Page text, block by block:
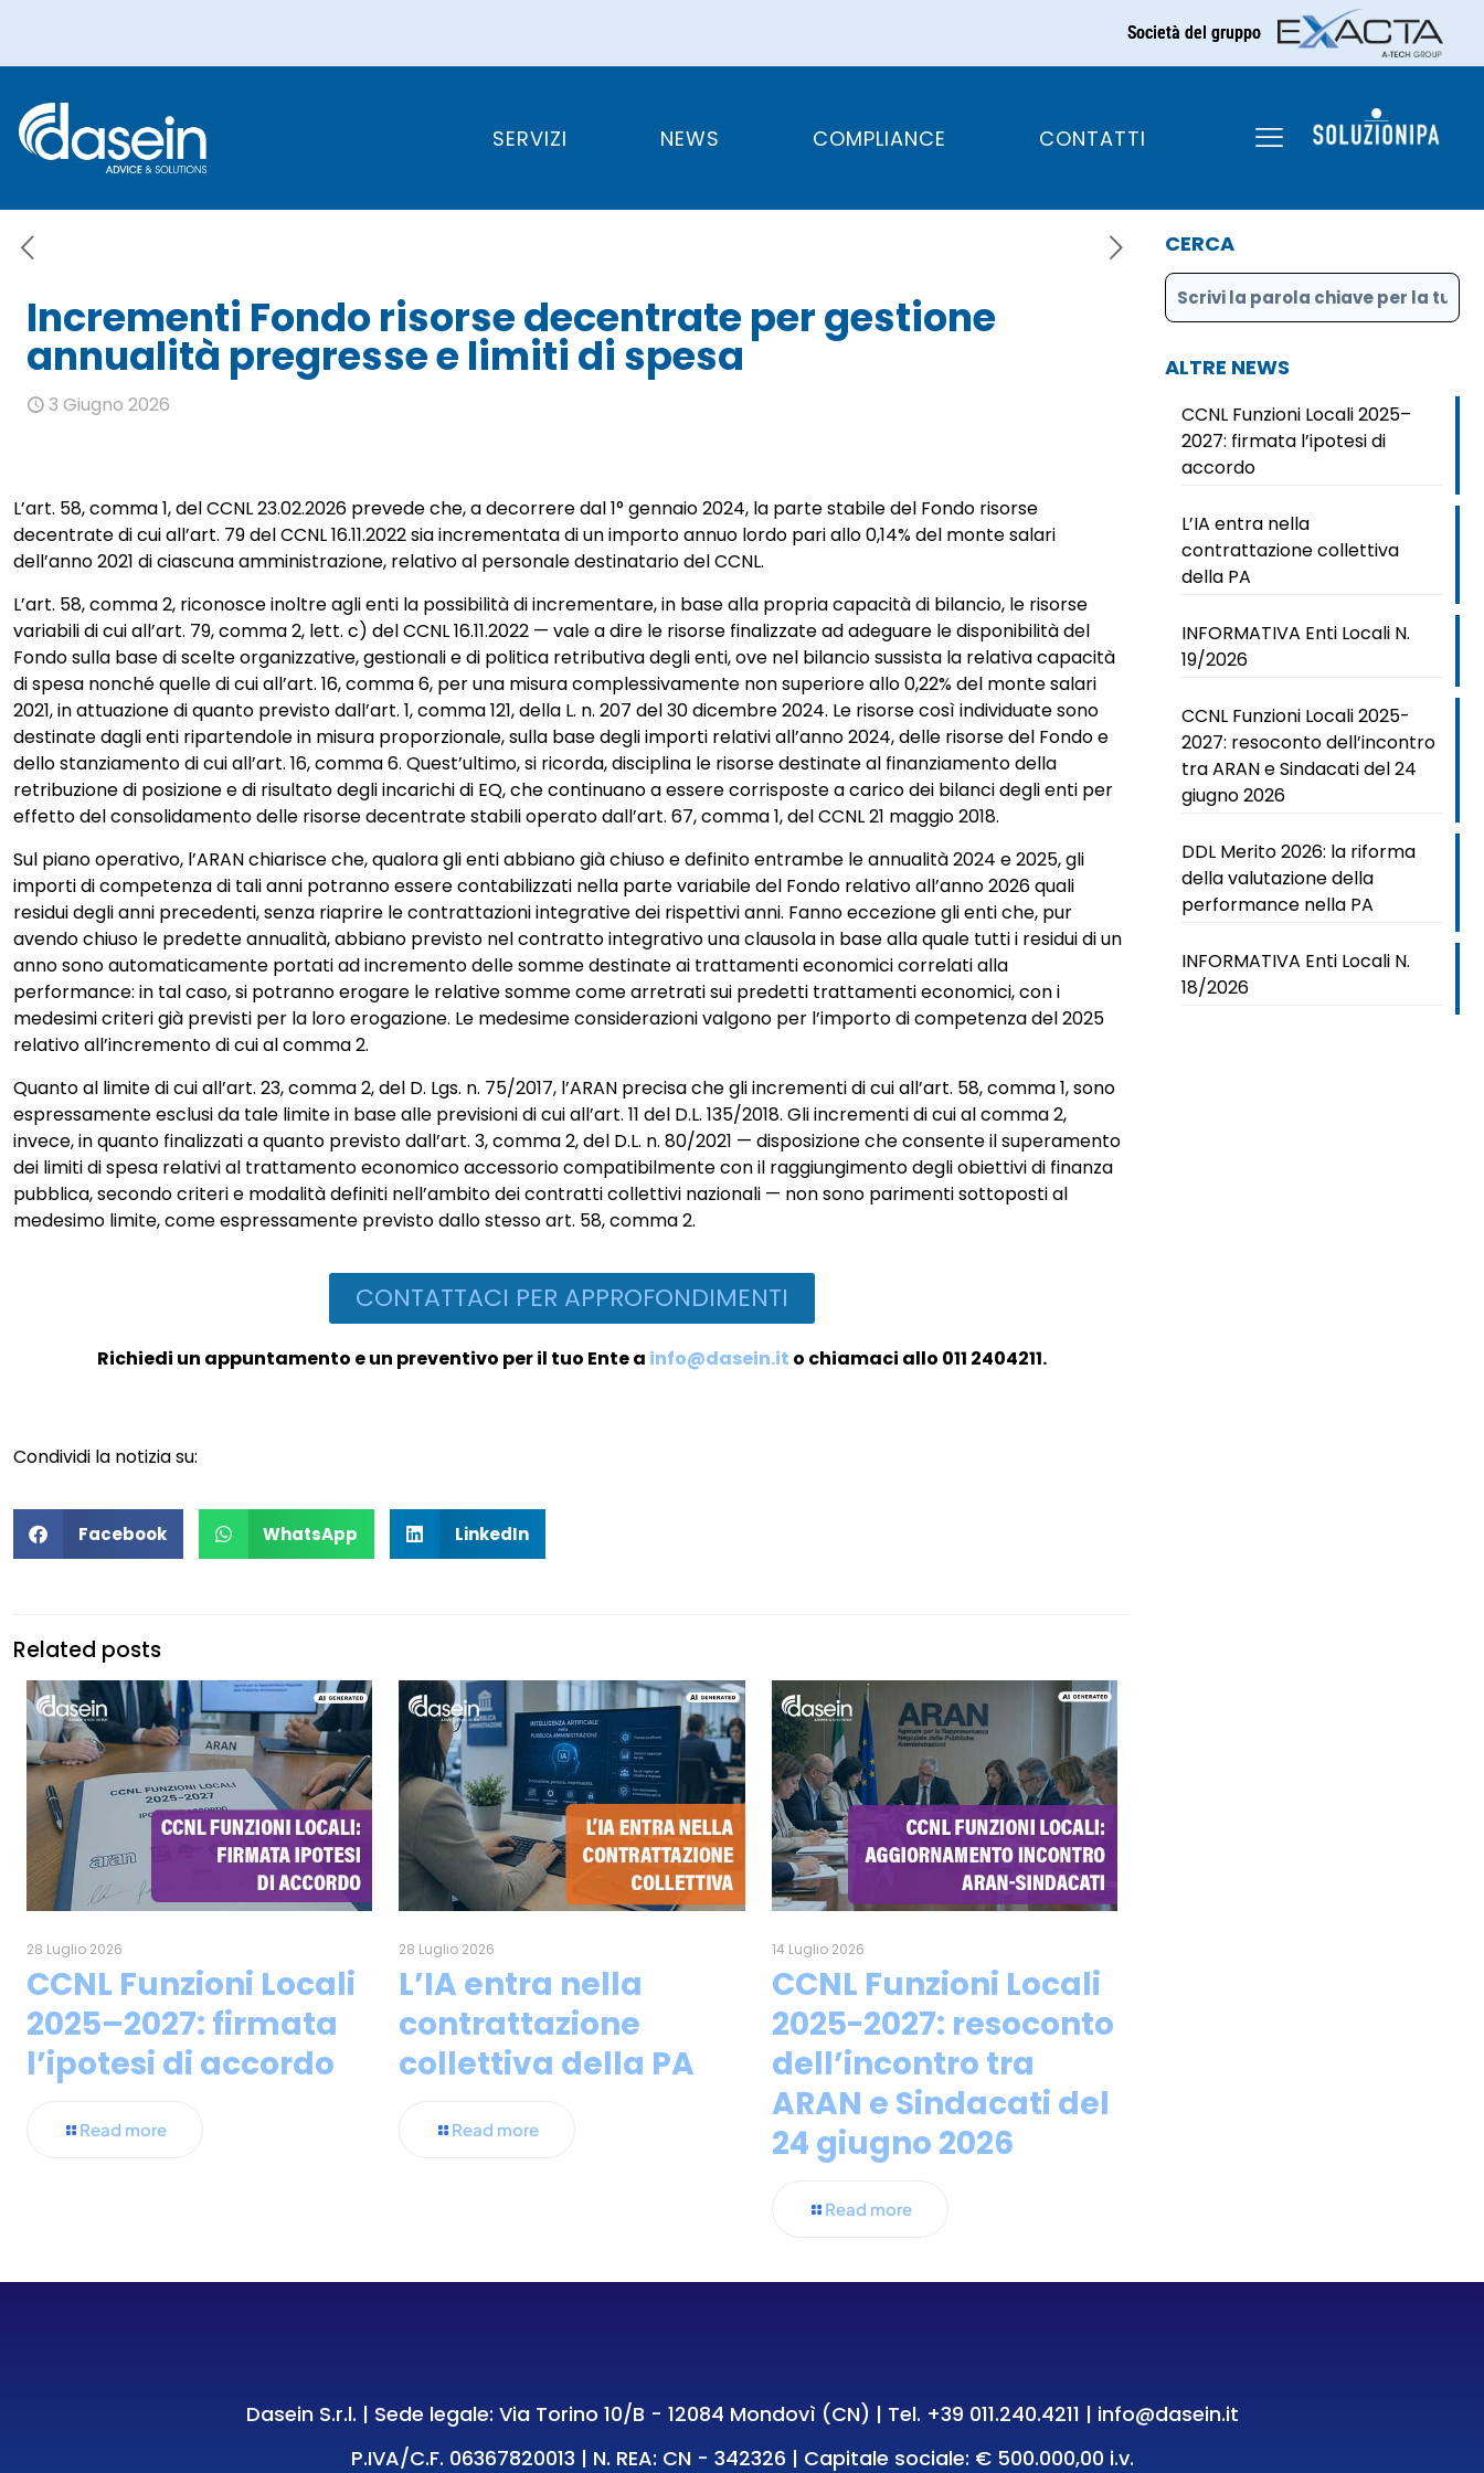
Società del gruppo
SERVIZI NEWS COMPLIANCE CONTATTI
Incrementi Fondo risorse decentrate per gestione
annualità pregresse e limiti di spesa
Incrementi Fondo risorse decentrate per gestione
annualità pregresse e limiti di spesa
3 Giugno 2026
L’art. 58, comma 1, del CCNL 23.02.2026 prevede che, a decorrere dal 1° gennaio 2024, la parte stabile del Fondo risorse
decentrate di cui all’art. 79 del CCNL 16.11.2022 sia incrementata di un importo annuo lordo pari allo 0,14% del monte salari
dell’anno 2021 di ciascuna amministrazione, relativo al personale destinatario del CCNL.
L’art. 58, comma 2, riconosce inoltre agli enti la possibilità di incrementare, in base alla propria capacità di bilancio, le risorse
variabili di cui all’art. 79, comma 2, lett. c) del CCNL 16.11.2022 — vale a dire le risorse finalizzate ad adeguare le disponibilità del
Fondo sulla base di scelte organizzative, gestionali e di politica retributiva degli enti, ove nel bilancio sussista la relativa capacità
di spesa nonché quelle di cui all’art. 16, comma 6, per una misura complessivamente non superiore allo 0,22% del monte salari
2021, in attuazione di quanto previsto dall’art. 1, comma 121, della L. n. 207 del 30 dicembre 2024. Le risorse così individuate sono
destinate dagli enti ripartendole in misura proporzionale, sulla base degli importi relativi all’anno 2024, delle risorse del Fondo e
dello stanziamento di cui all’art. 16, comma 6. Quest’ultimo, si ricorda, disciplina le risorse destinate al finanziamento della
retribuzione di posizione e di risultato degli incarichi di EQ, che continuano a essere corrisposte a carico dei bilanci degli enti per
effetto del consolidamento delle risorse decentrate stabili operato dall’art. 67, comma 1, del CCNL 21 maggio 2018.
Sul piano operativo, l’ARAN chiarisce che, qualora gli enti abbiano già chiuso e definito entrambe le annualità 2024 e 2025, gli
importi di competenza di tali anni potranno essere contabilizzati nella parte variabile del Fondo relativo all’anno 2026 quali
residui degli anni precedenti, senza riaprire le contrattazioni integrative dei rispettivi anni. Fanno eccezione gli enti che, pur
avendo chiuso le predette annualità, abbiano previsto nel contratto integrativo una clausola in base alla quale tutti i residui di un
anno sono automaticamente portati ad incremento delle somme destinate ai trattamenti economici correlati alla
performance: in tal caso, si potranno erogare le relative somme come arretrati sui predetti trattamenti economici, con i
medesimi criteri già previsti per la loro erogazione. Le medesime considerazioni valgono per l’importo di competenza del 2025
relativo all’incremento di cui al comma 2.
Quanto al limite di cui all’art. 23, comma 2, del D. Lgs. n. 75/2017, l’ARAN precisa che gli incrementi di cui all’art. 58, comma 1, sono
espressamente esclusi da tale limite in base alle previsioni di cui all’art. 11 del D.L. 135/2018. Gli incrementi di cui al comma 2,
invece, in quanto finalizzati a quanto previsto dall’art. 3, comma 2, del D.L. n. 80/2021 — disposizione che consente il superamento
dei limiti di spesa relativi al trattamento economico accessorio compatibilmente con il raggiungimento degli obiettivi di finanza
pubblica, secondo criteri e modalità definiti nell’ambito dei contratti collettivi nazionali — non sono parimenti sottoposti al
medesimo limite, come espressamente previsto dallo stesso art. 58, comma 2.
CONTATTACI PER APPROFONDIMENTI
Richiedi un appuntamento e un preventivo per il tuo Ente a info@dasein.it o chiamaci allo 011 2404211.
Condividi la notizia su:
Facebook WhatsApp LinkedIn
Related posts
28 Luglio 2026
CCNL Funzioni Locali
2025–2027: firmata
l’ipotesi di accordo
Read more
28 Luglio 2026
L’IA entra nella
contrattazione
collettiva della PA
Read more
14 Luglio 2026
CCNL Funzioni Locali
2025-2027: resoconto
dell’incontro tra
ARAN e Sindacati del
24 giugno 2026
Read more
CERCA
ALTRE NEWS
CCNL Funzioni Locali 2025–
2027: firmata l’ipotesi di
accordo
L’IA entra nella
contrattazione collettiva
della PA
INFORMATIVA Enti Locali N.
19/2026
CCNL Funzioni Locali 2025-
2027: resoconto dell’incontro
tra ARAN e Sindacati del 24
giugno 2026
DDL Merito 2026: la riforma
della valutazione della
performance nella PA
INFORMATIVA Enti Locali N.
18/2026
Dasein S.r.l. | Sede legale: Via Torino 10/B - 12084 Mondovì (CN) | Tel. +39 011.240.4211 | info@dasein.it
P.IVA/C.F. 06367820013 | N. REA: CN - 342326 | Capitale sociale: € 500.000,00 i.v.